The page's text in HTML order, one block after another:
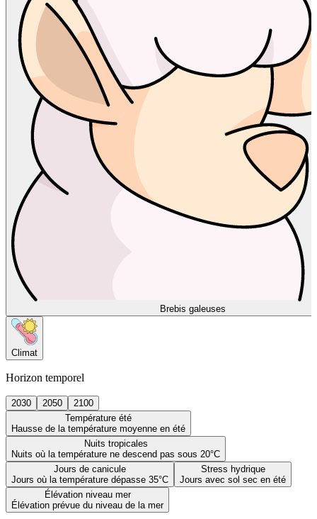
Brebis galeuses
Climat
Horizon temporel
2030 2050
2100
Température été
Hausse de la température moyenne en été
Nuits tropicales
Nuits où la température ne descend pas sous 20°C
Jours de canicule
Jours où la température dépasse 35°C
Stress hydrique
Jours avec sol sec en été
Élévation niveau mer
Élévation prévue du niveau de la mer